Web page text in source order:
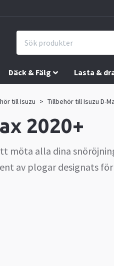
Däck & Fälg Lasta &
till Isuzu Tillbehör till Isuzu D-
2020+
möta alla dina
av plogar designats